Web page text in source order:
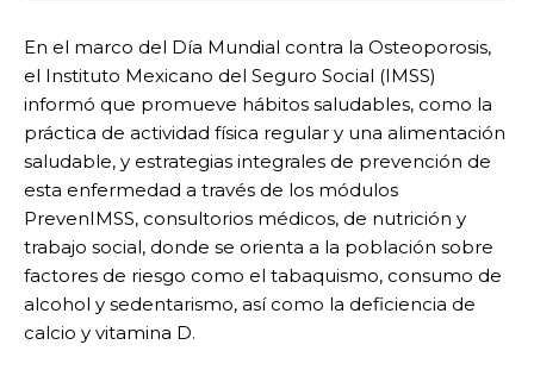
En el marco del Día Mundial contra la Osteoporosis,
el Instituto Mexicano del Seguro Social (IMSS)
informó que promueve hábitos saludables, como la
práctica de actividad física regular y una alimentación
saludable, y estrategias integrales de prevención de
esta enfermedad a través de los módulos
PrevenIMSS, consultorios médicos, de nutrición y
trabajo social, donde se orienta a la población sobre
factores de riesgo como el tabaquismo, consumo de
alcohol y sedentarismo, así como la deficiencia de
calcio y vitamina D.